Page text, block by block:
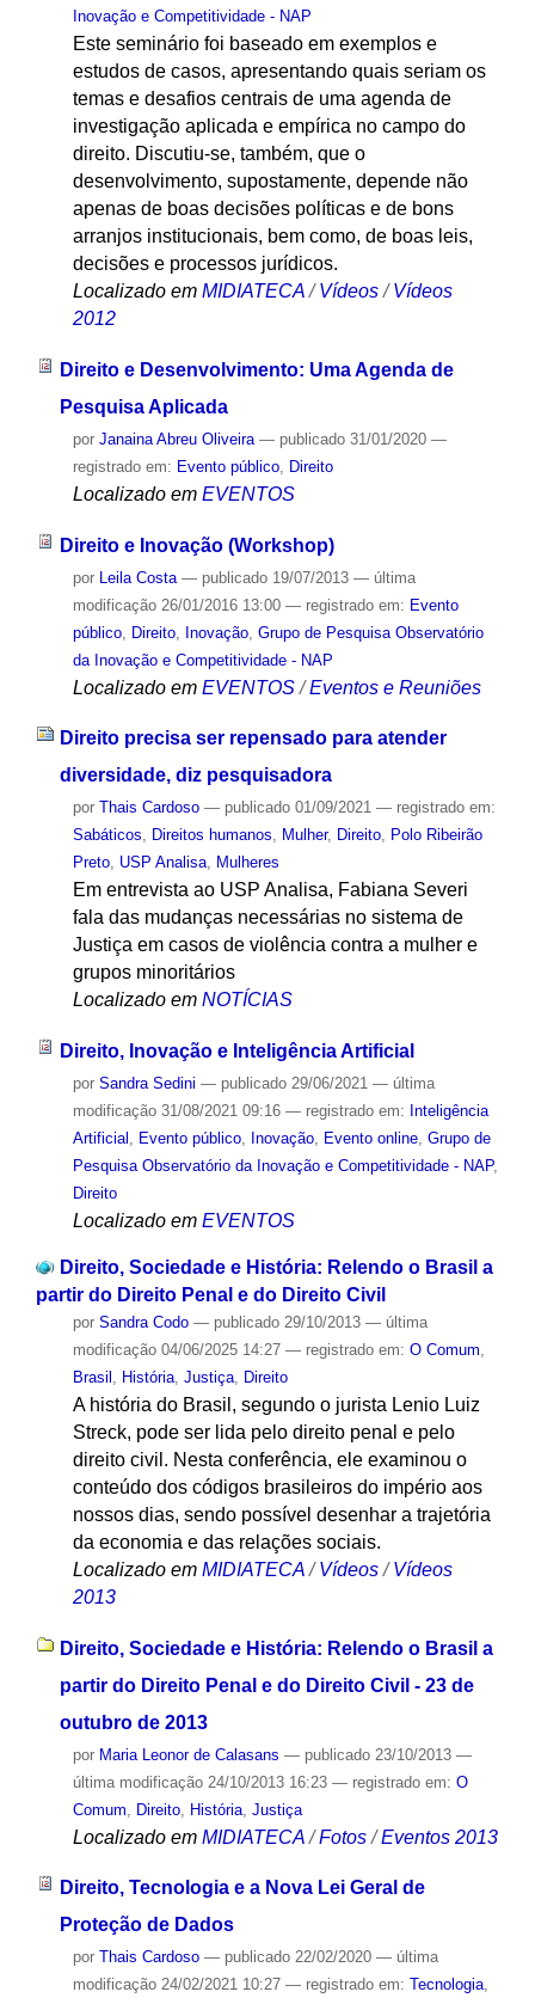
Inovação e Competitividade - NAP
Este seminário foi baseado em exemplos e
estudos de casos, apresentando quais seriam os
temas e desafios centrais de uma agenda de
investigação aplicada e empírica no campo do
direito. Discutiu-se, também, que o
desenvolvimento, supostamente, depende não
apenas de boas decisões políticas e de bons
arranjos institucionais, bem como, de boas leis,
decisões e processos jurídicos.
Localizado em MIDIATECA /Vídeos /Vídeos
2012
Direito e Desenvolvimento: Uma Agenda de
Pesquisa Aplicada
por Janaina Abreu Oliveira — publicado31/01/2020 —
registrado em: Evento público, Direito
Localizado em EVENTOS
Direito e Inovação (Workshop)
por Leila Costa — publicado19/07/2013 — última
modificação26/01/2016 13:00 — registrado em: Evento
público, Direito, Inovação, Grupo de Pesquisa Observatório
da Inovação e Competitividade - NAP
Localizado em EVENTOS /Eventos e Reuniões
Direito precisa ser repensado para atender
diversidade, diz pesquisadora
por Thais Cardoso — publicado01/09/2021 — registrado em:
Sabáticos, Direitos humanos, Mulher, Direito, Polo Ribeirão
Preto, USP Analisa, Mulheres
Em entrevista ao USP Analisa, Fabiana Severi
fala das mudanças necessárias no sistema de
Justiça em casos de violência contra a mulher e
grupos minoritários
Localizado em NOTÍCIAS
Direito, Inovação e Inteligência Artificial
por Sandra Sedini — publicado29/06/2021 — última
modificação31/08/2021 09:16 — registrado em: Inteligência
Artificial , Evento público, Inovação, Evento online, Grupo de
Pesquisa Observatório da Inovação e Competitividade - NAP,
Direito
Localizado em EVENTOS
Direito, Sociedade e História: Relendo o Brasil a
partir do Direito Penal e do Direito Civil
por Sandra Codo — publicado29/10/2013 — última
modificação04/06/2025 14:27 — registrado em: O Comum
Brasil
História, Justiça, Direito
A história do Brasil, segundo o jurista Lenio Luiz
Streck, pode ser lida pelo direito penal e pelo
direito civil. Nesta conferência, ele examinou o
conteúdo dos códigos brasileiros do império aos
nossos dias, sendo possível desenhar a trajetória
da economia e das relações sociais.
Localizado em MIDIATECA /Vídeos /Vídeos
2013
Direito, Sociedade e História: Relendo o Brasil a
partir do Direito Penal e do Direito Civil - 23 de
outubro de 2013
por Maria Leonor de Calasans — publicado23/10/2013 —
última modificação24/10/2013 16:23 — registrado em: O
Comum
Direito, História, Justiça
Localizado em MIDIATECA /Fotos /Eventos 2013
Direito, Tecnologia e a Nova Lei Geral de
Proteção de Dados
por Thais Cardoso — publicado22/02/2020 — última
modificação24/02/2021 10:27 — registrado em: Tecnologia,